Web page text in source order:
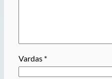
Vardas *